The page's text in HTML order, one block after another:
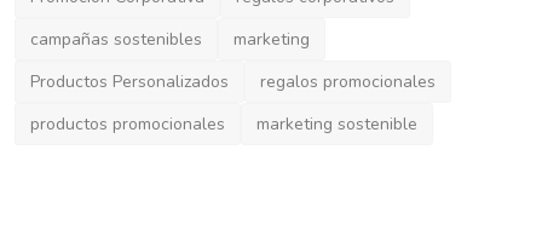
Textiles Promocionales
Bolsas de Fieltro Reciclado: El Toque
campañas sostenibles
marketing
Productos Personalizados
regalos promocionales
productos promocionales
marketing sostenible